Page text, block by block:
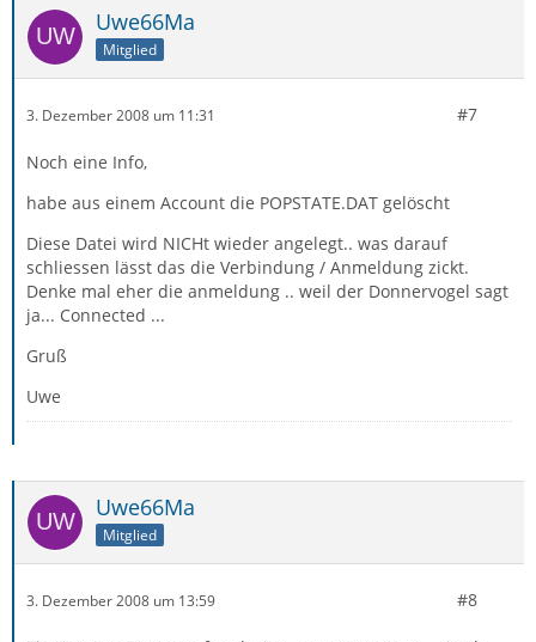
Uwe66Ma
Mitglied
3. Dezember 2008 um 11:31 #7
Noch eine Info,
habe aus einem Account die POPSTATE.DAT gelöscht
Diese Datei wird NICHt wieder angelegt.. was darauf
schliessen lässt das die Verbindung / Anmeldung zickt.
Denke mal eher die anmeldung .. weil der Donnervogel sagt
ja... Connected ...
Gruß
Uwe
Uwe66Ma
Mitglied
3. Dezember 2008 um 13:59 #8